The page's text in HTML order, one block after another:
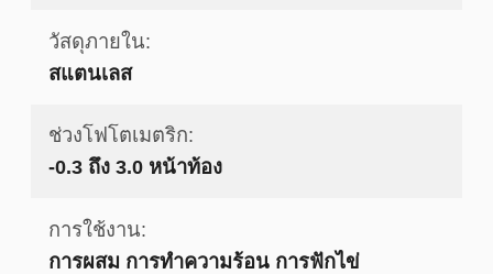
วัสดุภายใน:
สแตนเลส
ช่วงโฟโตเมตริก:
-0.3 ถึง 3.0 หน้าท้อง
การใช้งาน:
การผสม การทำความร้อน การฟักไข่